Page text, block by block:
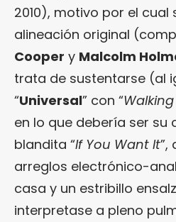
2010), motivo por el cual
alineación original
Cooper y Malcolm
trata de sustentarse (al
“Universal” con “
en lo que debería ser
blandita “If You Want It”,
arreglos electrónico-
casa y un estribillo
interpretase a pleno